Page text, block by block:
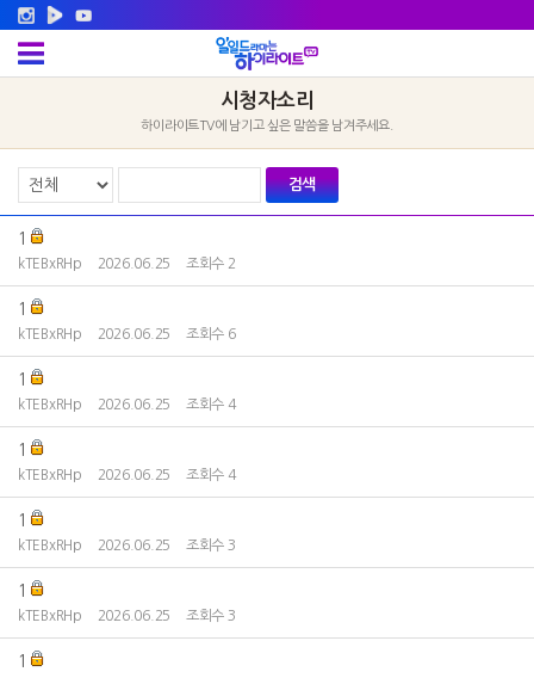
시청자소리
하이라이트TV에 남기고 싶은 말씀을 남겨주세요.
검색
1
kTEBxRHp 2026.06.25 조회수 2
1
kTEBxRHp 2026.06.25 조회수 6
1
kTEBxRHp 2026.06.25 조회수 4
1
kTEBxRHp 2026.06.25 조회수 4
1
kTEBxRHp 2026.06.25 조회수 3
1
kTEBxRHp 2026.06.25 조회수 3
1